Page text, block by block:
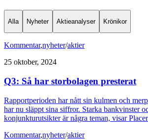
Alla Nyheter Aktieanalyser Krönikor
Kommentar,nyheter/aktier
25 oktober, 2024
Q3: Så har storbolagen presterat
Rapportperioden har nått sin kulmen och
har nu släppt sina siffror. Starka bankvinster
konjunkturutsikter är några teman, visar
Kommentar,nyheter/aktier